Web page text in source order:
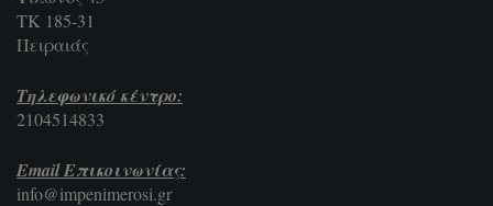
ΤΚ 185-31
Πειραιάς
Τηλεφωνικό κέντρο:
2104514833
Email Επικοινωνίας:
info@impenimerosi.gr